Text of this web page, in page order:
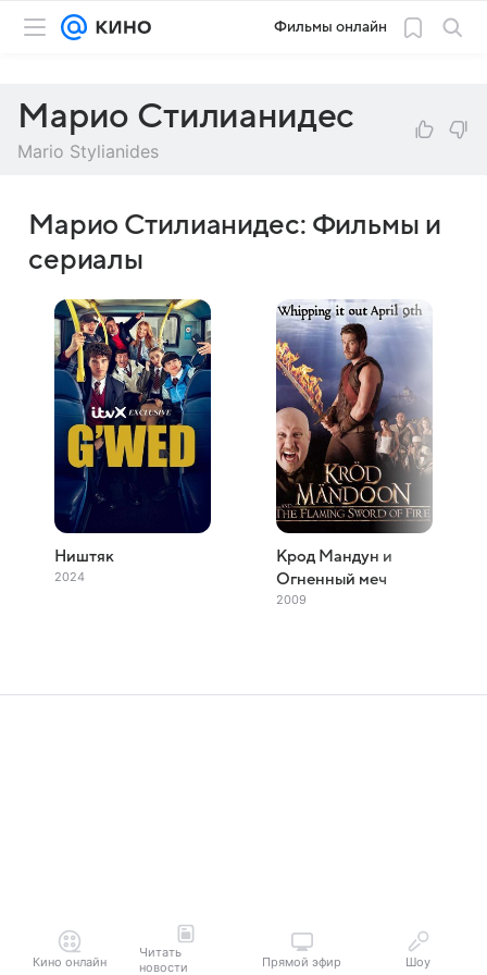
Фильмы онлайн
Марио Стилианидес
Mario Stylianides
Марио Стилианидес: Фильмы и
сериалы
Ништяк
2024
Крод Мандун и
Огненный меч
2009
Кино онлайн
Читать
новости
Прямой эфир Шоу